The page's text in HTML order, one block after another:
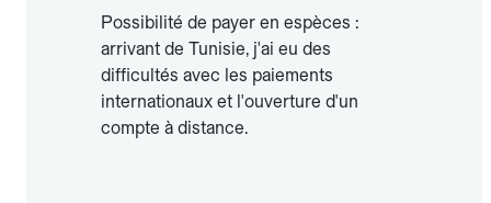
Possibilité de payer en espèces :
arrivant de Tunisie, j'ai eu des
difficultés avec les paiements
internationaux et l'ouverture d'un
compte à distance.